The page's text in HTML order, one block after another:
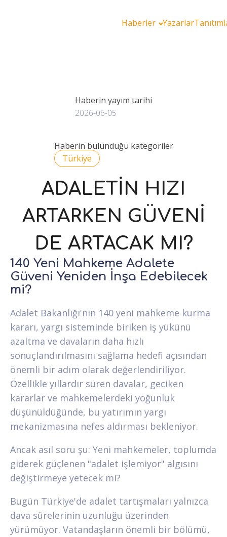
Haberler Yazarlar
Haberin yayım tarihi
2026-06-05
Haberin bulunduğu kategoriler
Türkiye
ADALETİN HIZI
ARTARKEN GÜVENİ
DE ARTACAK MI?
140 Yeni Mahkeme Adalete
Güveni Yeniden İnşa Edebilecek
mi?
Adalet Bakanlığı'nın 140 yeni mahkeme kurma
kararı, yargı sisteminde biriken iş yükünü
azaltma ve davaların daha hızlı
sonuçlandırılmasını sağlama hedefi açısından
önemli bir adım olarak değerlendiriliyor.
Özellikle yıllardır süren davalar, geciken
kararlar ve mahkemelerdeki yoğunluk
düşünüldüğünde, bu yatırımın yargı
mekanizmasına nefes aldırması bekleniyor.
Ancak asıl soru şu: Yeni mahkemeler, toplumda
giderek güçlenen "adalet işlemiyor" algısını
değiştirmeye yetecek mi?
Bugün Türkiye'de adalet tartışmaları yalnızca
dava sürelerinin uzunluğu üzerinden
yürümüyor. Vatandaşların önemli bir bölümü,